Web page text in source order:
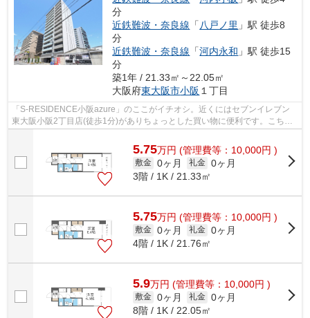
分
近鉄難波・奈良線 「 八戸ノ里 」駅 徒歩8
分
近鉄難波・奈良線 「河内永和 」駅 徒歩15
分
築1年 / 21.33㎡～22.05㎡
大阪府東大阪市小阪 １丁目
「S-RESIDENCE小阪azure」のここがイチオシ。近くにはセブンイレブン
東大阪小阪2丁目店(徒歩1分)がありちょっとした買い物に便利です。こちら
5.75万円 (管理費等：10,000円 )
敷金 0ヶ月 礼金 0ヶ月
3階 / 1K / 21.33㎡
5.75万円 (管理費等：10,000円 )
敷金 0ヶ月 礼金 0ヶ月
4階 / 1K / 21.76㎡
5.9万円 (管理費等：10,000円 )
敷金 0ヶ月 礼金 0ヶ月
8階 / 1K / 22.05㎡